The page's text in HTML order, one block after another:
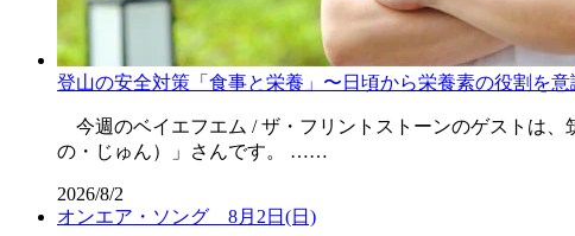
登山の安全対策「食事と栄養」〜日頃から栄養素の役割を意
今週のベイエフエム / ザ・フリントストーンのゲストは
の・じゅん）」さんです。 ……
2026/8/2
オンエア・ソング 8月2日(日)